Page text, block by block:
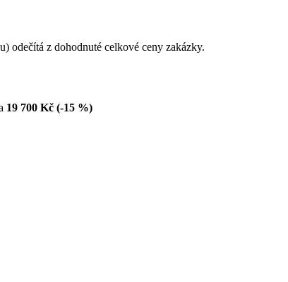
odečítá z dohodnuté celkové ceny zakázky.
19 700 Kč (-15 %)